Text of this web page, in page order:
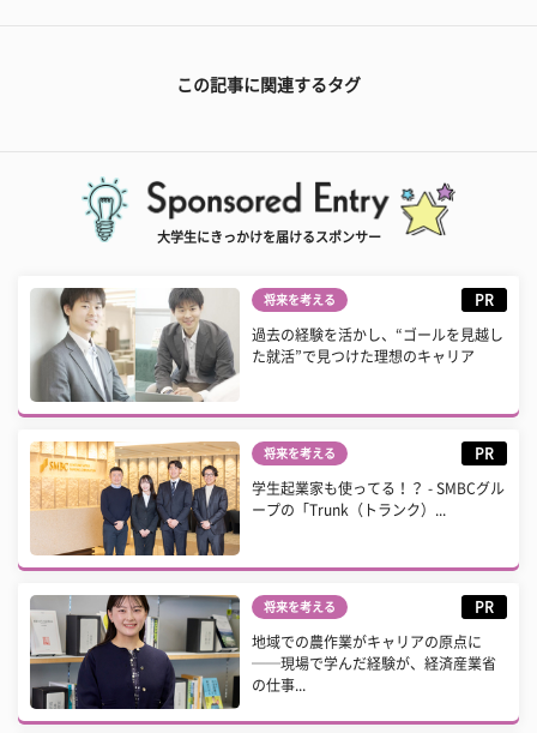
この記事に関連するタグ
大学生にきっかけを届けるスポンサー
将来を考える PR
過去の経験を活かし、“ゴールを見越し
た就活”で見つけた理想のキャリア
将来を考える PR
学生起業家も使ってる！？ - SMBCグル
ープの「Trunk（トランク）...
将来を考える PR
地域での農作業がキャリアの原点に
──現場で学んだ経験が、経済産業省
の仕事...